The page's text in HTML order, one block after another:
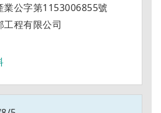
業公字第1153006855號
工程有限公司